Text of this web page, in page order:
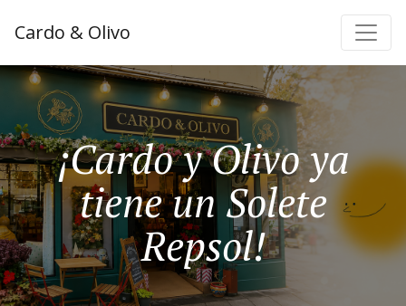
Cardo & Olivo
¡Cardo y Olivo ya
tiene un Solete
Repsol!